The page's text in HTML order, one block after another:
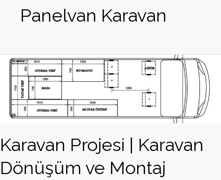
Panelvan Karavan
Karavan Projesi | Karavan
Dönüşüm ve Montaj